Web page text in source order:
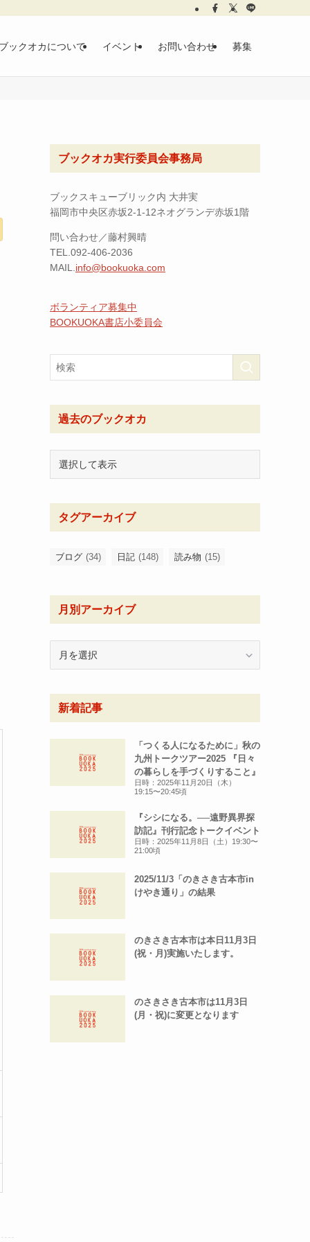
ックオカについて イベント お問い合わせ 募集
ブックオカ実行委員会事務局
ブックスキューブリック内 大井実
福岡市中央区赤坂2-1-12ネオグランデ赤坂1階
問い合わせ／藤村興晴
TEL.092-406-2036
MAIL. info@bookuoka.com
ボランティア募集中
BOOKUOKA書店小委員会
過去のブックオカ
タグアーカイブ
ブログ (34) 日記 (148) 読み物 (15)
月別アーカイブ
ー
イ
ブ
新着記事
「つくる人になるために」秋の
九州トークツアー2025 『日々
の暮らしを手づくりすること』
日時：2025年11月20日（木）
19:15〜20:45頃
『シシになる。──遠野異界探
訪記』刊行記念トークイベント
日時：2025年11月8日（土）19:30〜
21:00頃
2025/11/3「のきさき古本市in
けやき通り」の結果
のきさき古本市は本日11月3日
(祝・月)実施いたします。
のさきさき古本市は11月3日
(月・祝)に変更となります